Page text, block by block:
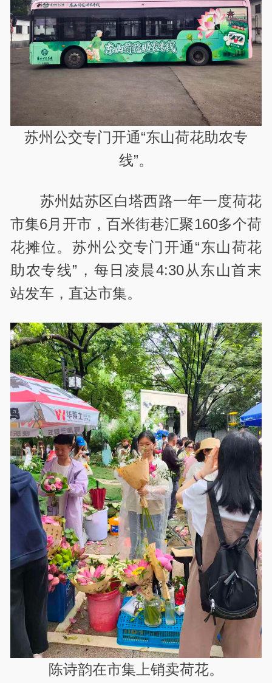
苏州公交专门开通“东山荷花助农专
线”。
苏州姑苏区白塔西路一年一度荷花
市集6月开市，百米街巷汇聚160多个荷
花摊位。苏州公交专门开通“东山荷花
助农专线”，每日凌晨4:30从东山首末
站发车，直达市集。
陈诗韵在市集上销卖荷花。